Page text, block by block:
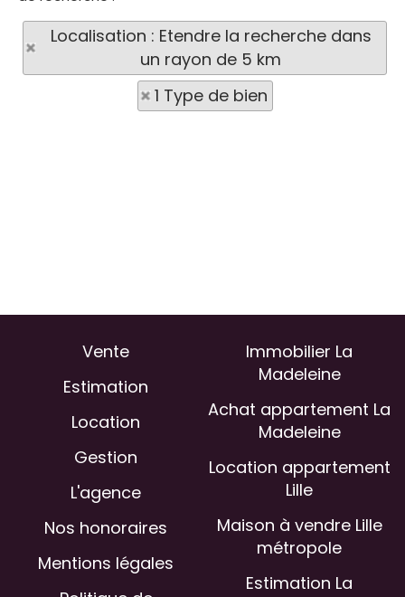
Localisation : Etendre la recherche dans
un rayon de 5 km
1 Type de bien
Vente
Estimation
Location
Gestion
L'agence
Nos honoraires
Mentions légales
Immobilier La
Madeleine
Achat appartement La
Madeleine
Location appartement
Lille
Maison à vendre Lille
métropole
Estimation La